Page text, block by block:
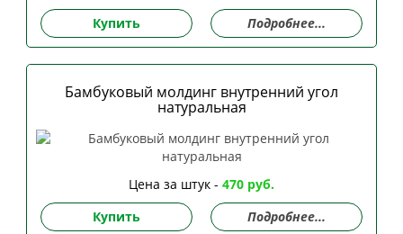
Купить
Подробнее...
Бамбуковый молдинг внутренний угол
натуральная
Цена за штук - 470 руб.
Купить
Подробнее...